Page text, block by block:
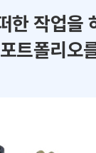
한 작업을
트폴리오